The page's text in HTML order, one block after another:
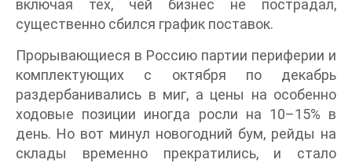
включая тех, чей бизнес не пострадал,
существенно сбился график поставок.
Прорывающиеся в Россию партии периферии и
комплектующих с октября по декабрь
раздербанивались в миг, а цены на особенно
ходовые позиции иногда росли на 10–15% в
день. Но вот минул новогодний бум, рейды на
склады временно прекратились, и стало